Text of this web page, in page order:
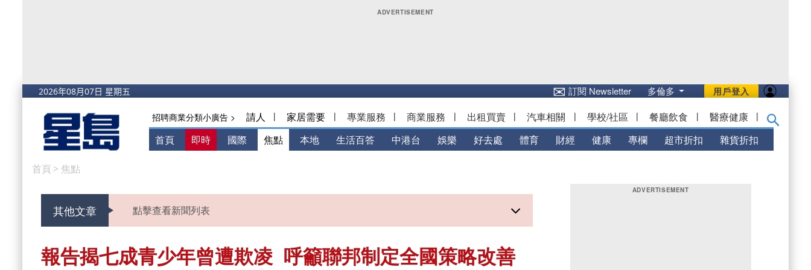
用戶登入
✉訂閱 Newsletter 多倫多
招聘商業分類小廣告 > 請人 | 家居需要 | 專業服務 | 商業服務 | 出租買賣 | 汽車相關 | 學校/社區 | 餐廳飲食 | 醫療健康 |
首頁 即時 國際 焦點 本地 生活百答 中港台 娛樂 好去處 體育 財經 健康 專欄 超市折扣 雜貨折扣
首頁 > 焦點
其他文章 點擊查看新聞列表
報告揭七成青少年曾遭欺凌 呼籲聯邦制定全國策略改善